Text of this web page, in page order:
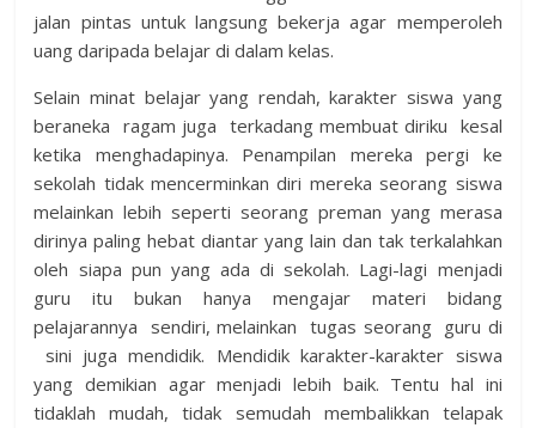
jalan pintas untuk langsung bekerja agar memperoleh
uang daripada belajar di dalam kelas.
Selain minat belajar yang rendah, karakter siswa yang
beraneka ragam juga terkadang membuat diriku kesal
ketika menghadapinya. Penampilan mereka pergi ke
sekolah tidak mencerminkan diri mereka seorang siswa
melainkan lebih seperti seorang preman yang merasa
dirinya paling hebat diantar yang lain dan tak terkalahkan
oleh siapa pun yang ada di sekolah. Lagi-lagi menjadi
guru itu bukan hanya mengajar materi bidang
pelajarannya sendiri, melainkan tugas seorang guru di
sini juga mendidik. Mendidik karakter-karakter siswa
yang demikian agar menjadi lebih baik. Tentu hal ini
tidaklah mudah, tidak semudah membalikkan telapak